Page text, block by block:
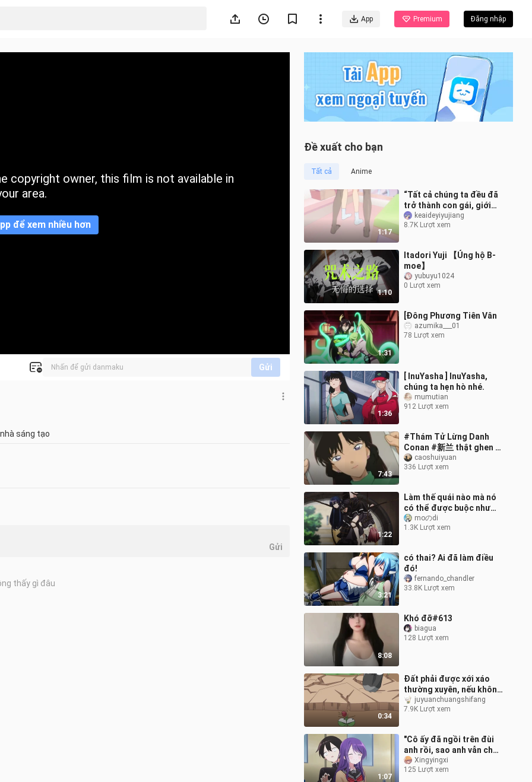
App Premium Đăng nhập
copyright owner, this film is not available in
area.
để xem nhiều hơn
Gửi
sáng tạo
Đề xuất cho bạn
Tất cả Anime
1:17
“Tất cả chúng ta đều đã
trở thành con gái, giới
tính không còn quan
trọng nữa!!”
keaideyiyujiang
8.7K Lượt xem
1:10
Itadori Yuji 【Ủng hộ B-
moe】
yubuyu1024
0 Lượt xem
1:31
[Đông Phương Tiên Vân
azumika___01
78 Lượt xem
1:36
[ InuYasha ] InuYasha,
chúng ta hẹn hò nhé.
mumutian
912 Lượt xem
7:43
#Thám Tử Lừng Danh
Conan #新兰 thật ghen tị
với tình bạn của Đội
Thám Tử Thiếu Niên
caoshuiyuan
336 Lượt xem
1:22
Làm thế quái nào mà nó
có thể được buộc như
thế này?
moのdi
1.3K Lượt xem
3:21
có thai? Ai đã làm điều
đó!
fernando_chandler
33.8K Lượt xem
8:08
Khó đỡ#613
biagua
128 Lượt xem
0:34
Đất phải được xới xáo
thường xuyên, nếu không
lúa mì sẽ không phát
triển được.
juyuanchuangshifang
7.9K Lượt xem
1:07
"Cô ấy đã ngồi trên đùi
anh rồi, sao anh vẫn chưa
thỏa mãn~"
Xingyingxi
125 Lượt xem
Gửi
thấy gì đâu